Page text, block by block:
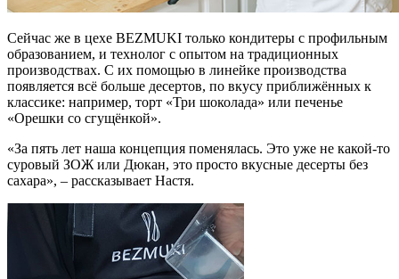
Сейчас же в цехе BEZMUKI только кондитеры с профильным
образованием, и технолог с опытом на традиционных
производствах. С их помощью в линейке производства
появляется всё больше десертов, по вкусу приближённых к
классике: например, торт «Три шоколада» или печенье
«Орешки со сгущёнкой».
«За пять лет наша концепция поменялась. Это уже не какой-то
суровый ЗОЖ или Дюкан, это просто вкусные десерты без
сахара», – рассказывает Настя.